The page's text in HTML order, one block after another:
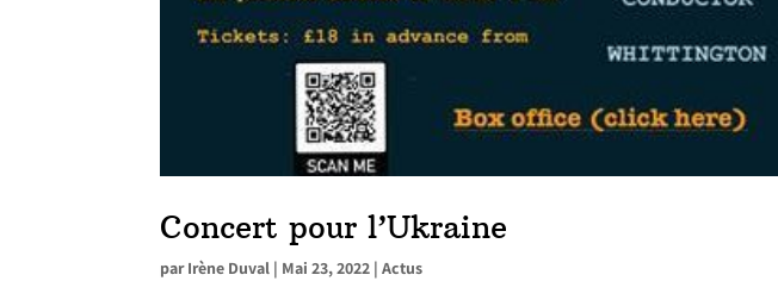
Concert pour l’Ukraine
parIrène Duval | Mai 23, 2022 |Actus